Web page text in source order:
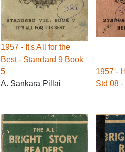
1957 - It's All for the
Best - Standard 9 Book
5
A. Sankara Pillai
1957 -
Std 08